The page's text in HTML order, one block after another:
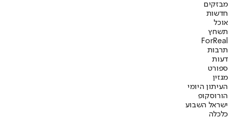
מבזקים
חדשות
אוכל
תשחץ
ForReal
תרבות
דעות
ספורט
מגזין
העיתון היומי
הורוסקופ
ישראל השבוע
כלכלה